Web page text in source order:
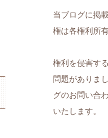
当ブログに掲
権は各権利所
権利を侵害す
問題がありま
グのお問い合
いたします。